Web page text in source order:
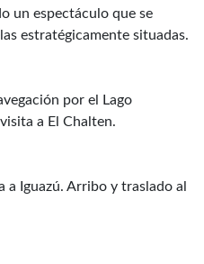
un espectáculo que se
estratégicamente situadas.
por el Lago
a El Chalten.
a Iguazú. Arribo y traslado al